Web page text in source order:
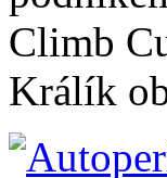
Climb
Králík